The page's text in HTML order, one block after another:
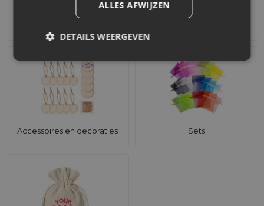
Accessoires en decoraties Sets
ALLES AFWIJZEN
DETAILS WEERGEVEN